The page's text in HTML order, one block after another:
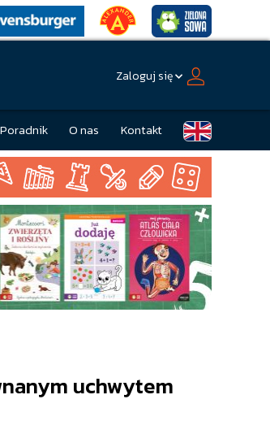
Zaloguj się
Poradnik O nas Kontakt
uchwytem